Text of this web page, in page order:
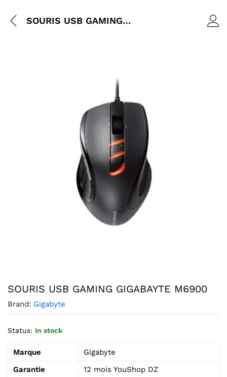
SOURIS USB GAMING GIGABAYTE M6900
SOURIS USB GAMING GIGABAYTE M6900
Brand: Gigabyte
Status: In stock
Marque
Gigabyte
Garantie
12 mois YouShop DZ